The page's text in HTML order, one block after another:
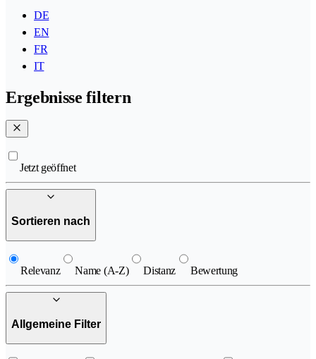
DE
EN
FR
IT
Ergebnisse filtern
Jetzt geöffnet
Sortieren nach
Relevanz Name (A-Z) Distanz Bewertung
Allgemeine Filter